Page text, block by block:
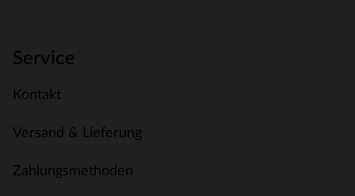
Service
Kontakt
Versand & Lieferung
Zahlungsmethoden